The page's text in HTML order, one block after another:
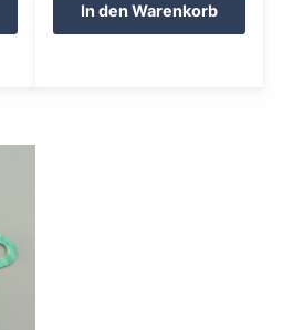
In den Warenkorb